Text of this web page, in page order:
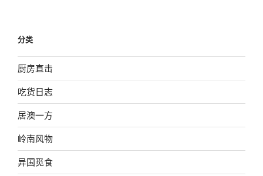
分类
厨房直击
吃货日志
居澳一方
岭南风物
异国觅食